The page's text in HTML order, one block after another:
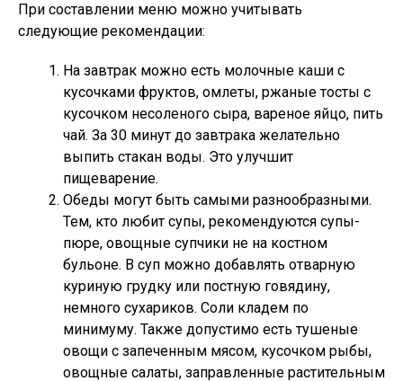
При составлении меню можно учитывать
следующие рекомендации:
На завтрак можно есть молочные каши с
кусочками фруктов, омлеты, ржаные тосты с
кусочком несоленого сыра, вареное яйцо, пить
чай. За 30 минут до завтрака желательно
выпить стакан воды. Это улучшит
пищеварение.
Обеды могут быть самыми разнообразными.
Тем, кто любит супы, рекомендуются супы-
пюре, овощные супчики не на костном
бульоне. В суп можно добавлять отварную
куриную грудку или постную говядину,
немного сухариков. Соли кладем по
минимуму. Также допустимо есть тушеные
овощи с запеченным мясом, кусочком рыбы,
овощные салаты, заправленные растительным